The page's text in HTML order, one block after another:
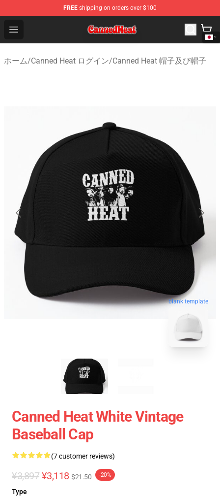
FREE shipping on orders over $100
Open menu
Canned Heat Store - Official Canned Heat Merchandise
ホーム/Canned Heat ログイン/Canned Heat 帽子及び帽子
blank template
Canned Heat White Vintage
Baseball Cap
(7 customer reviews)
¥3,897 ¥3,118 $21.50 -20%
Type